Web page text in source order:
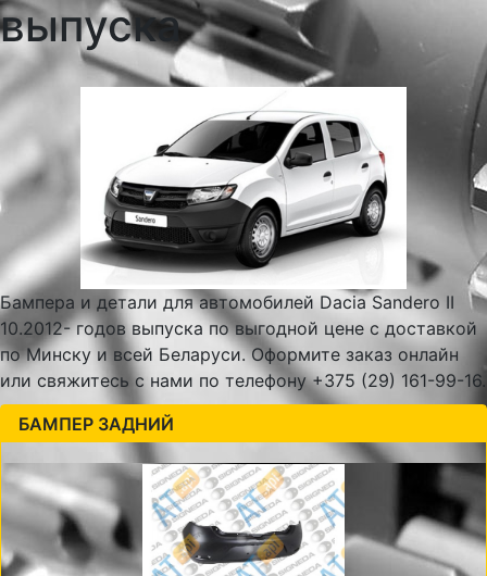
выпуска
Бампера и детали для автомобилей Dacia Sandero II
10.2012- годов выпуска по выгодной цене с доставкой
по Минску и всей Беларуси. Оформите заказ онлайн
или свяжитесь с нами по телефону +375 (29) 161-99-16.
БАМПЕР ЗАДНИЙ